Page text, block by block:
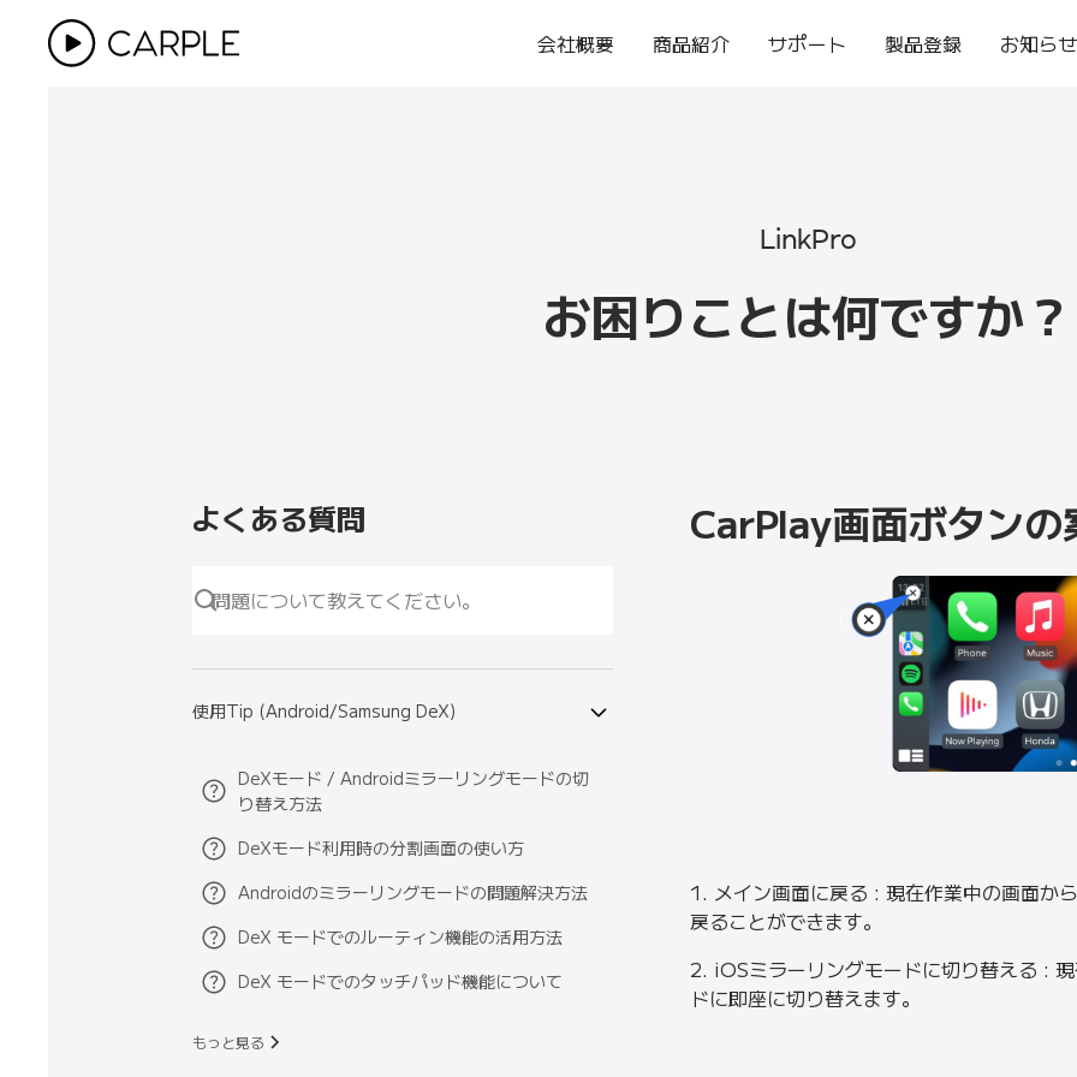
会社概要 商品紹介 サポート 製品登録 お知らせ
LinkPro
お困りことは何ですか？
よくある質問
使用Tip (Android/Samsung DeX)
DeXモード / Androidミラーリングモードの切
り替え方法
DeXモード利用時の分割画面の使い方
Androidのミラーリングモードの問題解決方法
DeX モードでのルーティン機能の活用方法
DeX モードでのタッチパッド機能について
もっと見る
CarPlay画面ボタンの
1. メイン画面に戻る : 現在作業中の画面か
戻ることができます。
2. iOSミラーリングモードに切り替える :
ドに即座に切り替えます。